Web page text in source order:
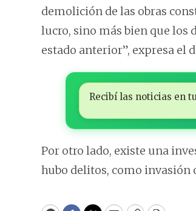
demolición de las obras
lucro, sino más bien que los
estado anterior”, expresa el
Recibí las noticias en
Por otro lado, existe una
hubo delitos, como invasión